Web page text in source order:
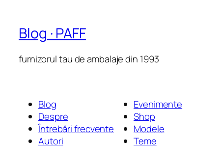
Blog · PAFF
furnizorul tau de ambalaje din 1993
Blog
Despre
Întrebări frecvente
Autori
Evenimente
Shop
Modele
Teme